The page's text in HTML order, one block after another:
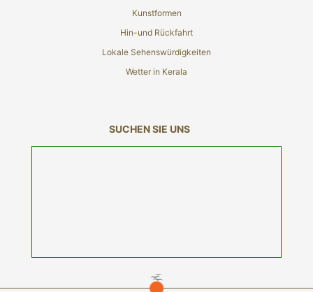
Kunstformen
Hin-und Rückfahrt
Lokale Sehenswürdigkeiten
Wetter in Kerala
SUCHEN SIE UNS